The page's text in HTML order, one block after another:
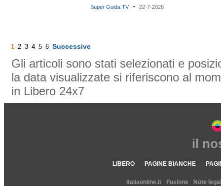
Super Guida TV- 22-7-2026
1 2 3 4 5 6 Successive
Gli articoli sono stati selezionati e
la data visualizzate si riferiscono al
in Libero 24x7
il
LIBERO PAGINE BIANCHE
Italiaonline.it Fusione Note